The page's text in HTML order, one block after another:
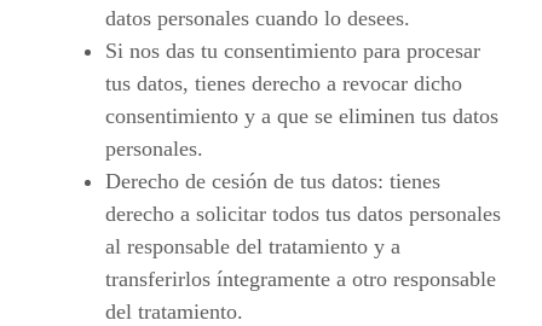
datos personales cuando lo desees.
Si nos das tu consentimiento para procesar
tus datos, tienes derecho a revocar dicho
consentimiento y a que se eliminen tus datos
personales.
Derecho de cesión de tus datos: tienes
derecho a solicitar todos tus datos personales
al responsable del tratamiento y a
transferirlos íntegramente a otro responsable
del tratamiento.